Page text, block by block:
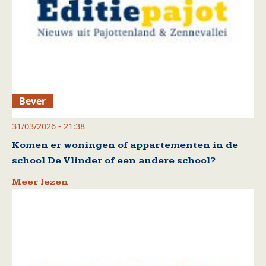
Bever
31/03/2026 - 21:38
Komen er woningen of appartementen in de
school De Vlinder of een andere school?
Meer lezen